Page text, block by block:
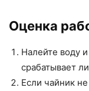
Оценка
Налейте воду
срабатывает
Если чайник